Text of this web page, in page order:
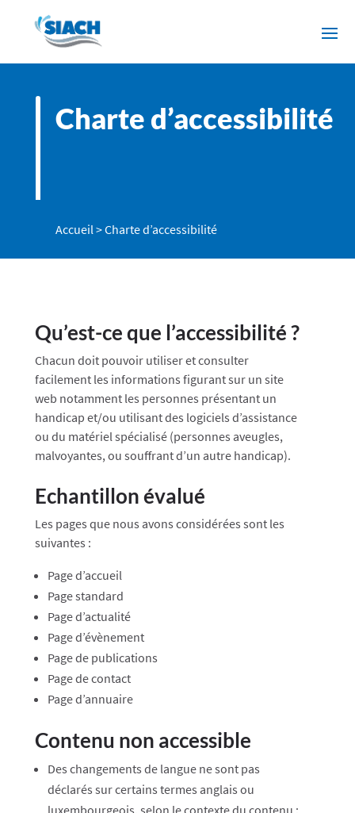
Charte d’accessibilité
Accueil>Charte d’accessibilité
Qu’est-ce que l’accessibilité ?
Chacun doit pouvoir utiliser et consulter
facilement les informations figurant sur un site
web notamment les personnes présentant un
handicap et/ou utilisant des logiciels d’assistance
ou du matériel spécialisé (personnes aveugles,
malvoyantes, ou souffrant d’un autre handicap).
Echantillon évalué
Les pages que nous avons considérées sont les
suivantes :
Page d’accueil
Page standard
Page d’actualité
Page d’évènement
Page de publications
Page de contact
Page d’annuaire
Contenu non accessible
Des changements de langue ne sont pas
déclarés sur certains termes anglais ou
luxembourgeois, selon le contexte du contenu ;